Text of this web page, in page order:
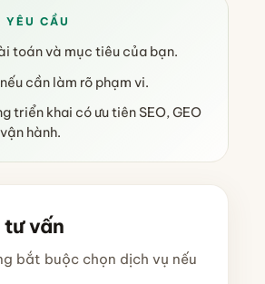
CẦU
toán và mục tiêu của bạn.
cần làm rõ phạm vi.
triển khai có ưu tiên SEO, GEO
hành.
vấn
bắt buộc chọn dịch vụ nếu